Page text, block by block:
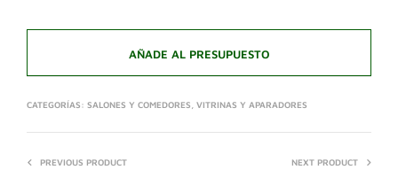
AÑADE AL PRESUPUESTO
CATEGORÍAS: SALONES Y COMEDORES VITRINAS Y APARADORES
PREVIOUS PRODUCT NEXT PRODUCT